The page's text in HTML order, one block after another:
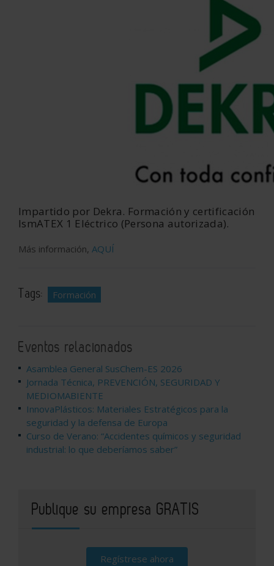
Impartido por Dekra. Formación y certificación
IsmATEX 1 Eléctrico (Persona autorizada).
Más información, AQUÍ
Tags: Formación
Eventos relacionados
Asamblea General SusChem-ES 2026
Jornada Técnica, PREVENCIÓN, SEGURIDAD Y
MEDIOMABIENTE
InnovaPlásticos: Materiales Estratégicos para la
seguridad y la defensa de Europa
Curso de Verano: “Accidentes químicos y seguridad
industrial: lo que deberíamos saber”
Publique su empresa GRATIS
Regístrese ahora